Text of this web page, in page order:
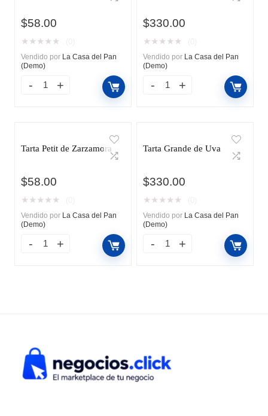
$58.00
★ ★ ★ ★ ★
Vendido por La Casa del Pan
(Demo)
$330.00
★ ★ ★ ★ ★
Vendido por La Casa del Pan
(Demo)
Tarta Petit de Zarzamora
$58.00
★ ★ ★ ★ ★
Vendido por La Casa del Pan
(Demo)
Tarta Grande de Uva
$330.00
★ ★ ★ ★ ★
Vendido por La Casa del Pan
(Demo)